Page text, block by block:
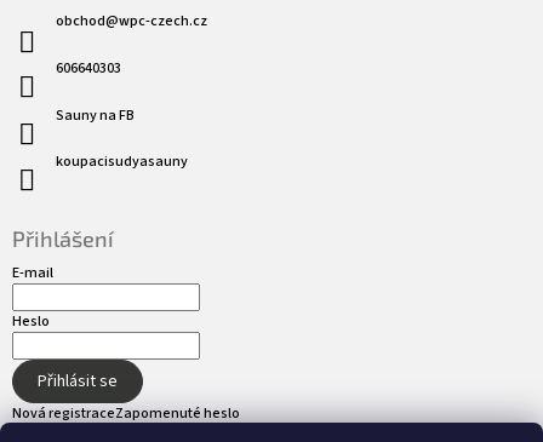
obchod@wpc-czech.cz
606640303
Sauny na FB
koupacisudyasauny
Přihlášení
E-mail
Heslo
Přihlásit se
Nová registraceZapomenuté heslo